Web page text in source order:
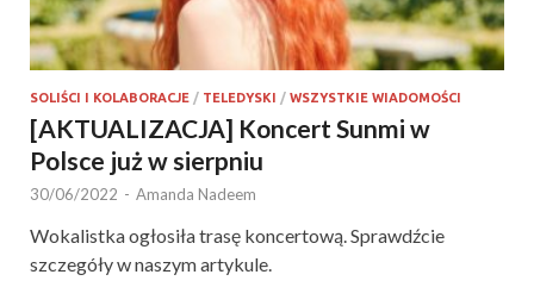
SOLIŚCI I KOLABORACJE / TELEDYSKI / WSZYSTKIE WIADOMOŚCI
[AKTUALIZACJA] Koncert Sunmi w
Polsce już w sierpniu
30/06/2022 - Amanda Nadeem
Wokalistka ogłosiła trasę koncertową. Sprawdźcie
szczegóły w naszym artykule.